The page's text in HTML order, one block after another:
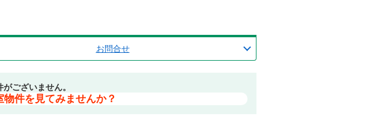
お問合せ
ございません。
件を見てみませんか？